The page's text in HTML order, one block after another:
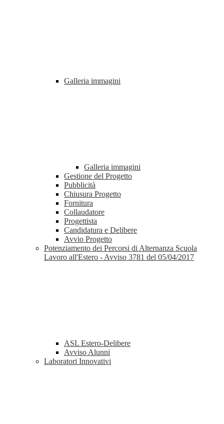
Galleria immagini
Galleria immagini
Gestione del Progetto
Pubblicità
Chiusura Progetto
Fornitura
Collaudatore
Progettista
Candidatura e Delibere
Avvio Progetto
Potenziamento dei Percorsi di Alternanza Scuola
Lavoro all'Estero - Avviso 3781 del 05/04/2017
ASL Estero-Delibere
Avviso Alunni
Laboratori Innovativi